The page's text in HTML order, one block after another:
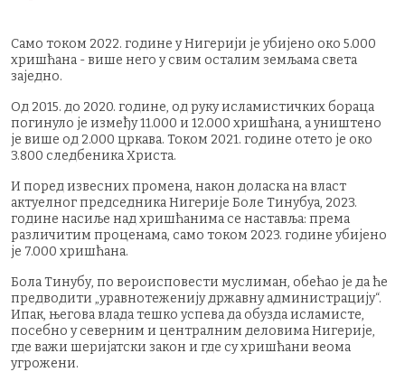
Само током 2022. године у Нигерији је убијено око 5.000
хришћана - више него у свим осталим земљама света
заједно.
Од 2015. до 2020. године, од руку исламистичких бораца
погинуло је између 11.000 и 12.000 хришћана, а уништено
је више од 2.000 цркава. Током 2021. године отето је око
3.800 следбеника Христа.
И поред извесних промена, након доласка на власт
актуелног председника Нигерије Боле Тинубуа, 2023.
године насиље над хришћанима се наставља: према
различитим проценама, само током 2023. године убијено
је 7.000 хришћана.
Бола Тинубу, по вероисповести муслиман, обећао је да ће
предводити „уравнотеженију државну администрацију“.
Ипак, његова влада тешко успева да обузда исламисте,
посебно у северним и централним деловима Нигерије,
где важи шеријатски закон и где су хришћани веома
угрожени.